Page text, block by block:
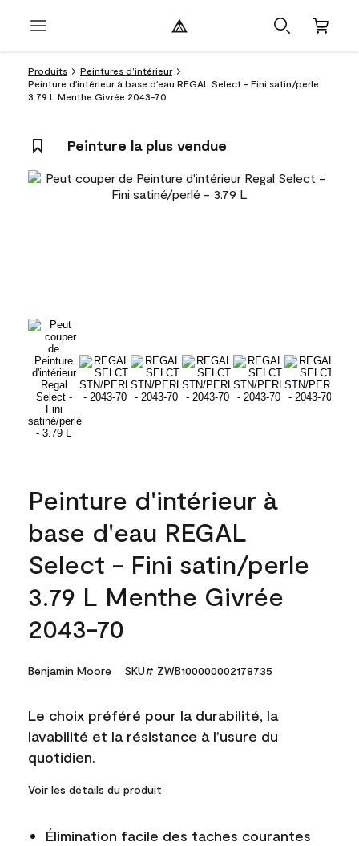
Produits
Peintures d’intérieur
Peinture d'intérieur à base d'eau REGAL Select - Fini satin/perle
3.79 L Menthe Givrée 2043-70
Peinture la plus vendue
Peinture d'intérieur à
base d'eau REGAL
Select - Fini satin/perle
3.79 L Menthe Givrée
2043-70
Benjamin Moore SKU# ZWB100000002178735
Le choix préféré pour la durabilité, la
lavabilité et la résistance à l’usure du
quotidien.
Voir les détails du produit
Élimination facile des taches courantes